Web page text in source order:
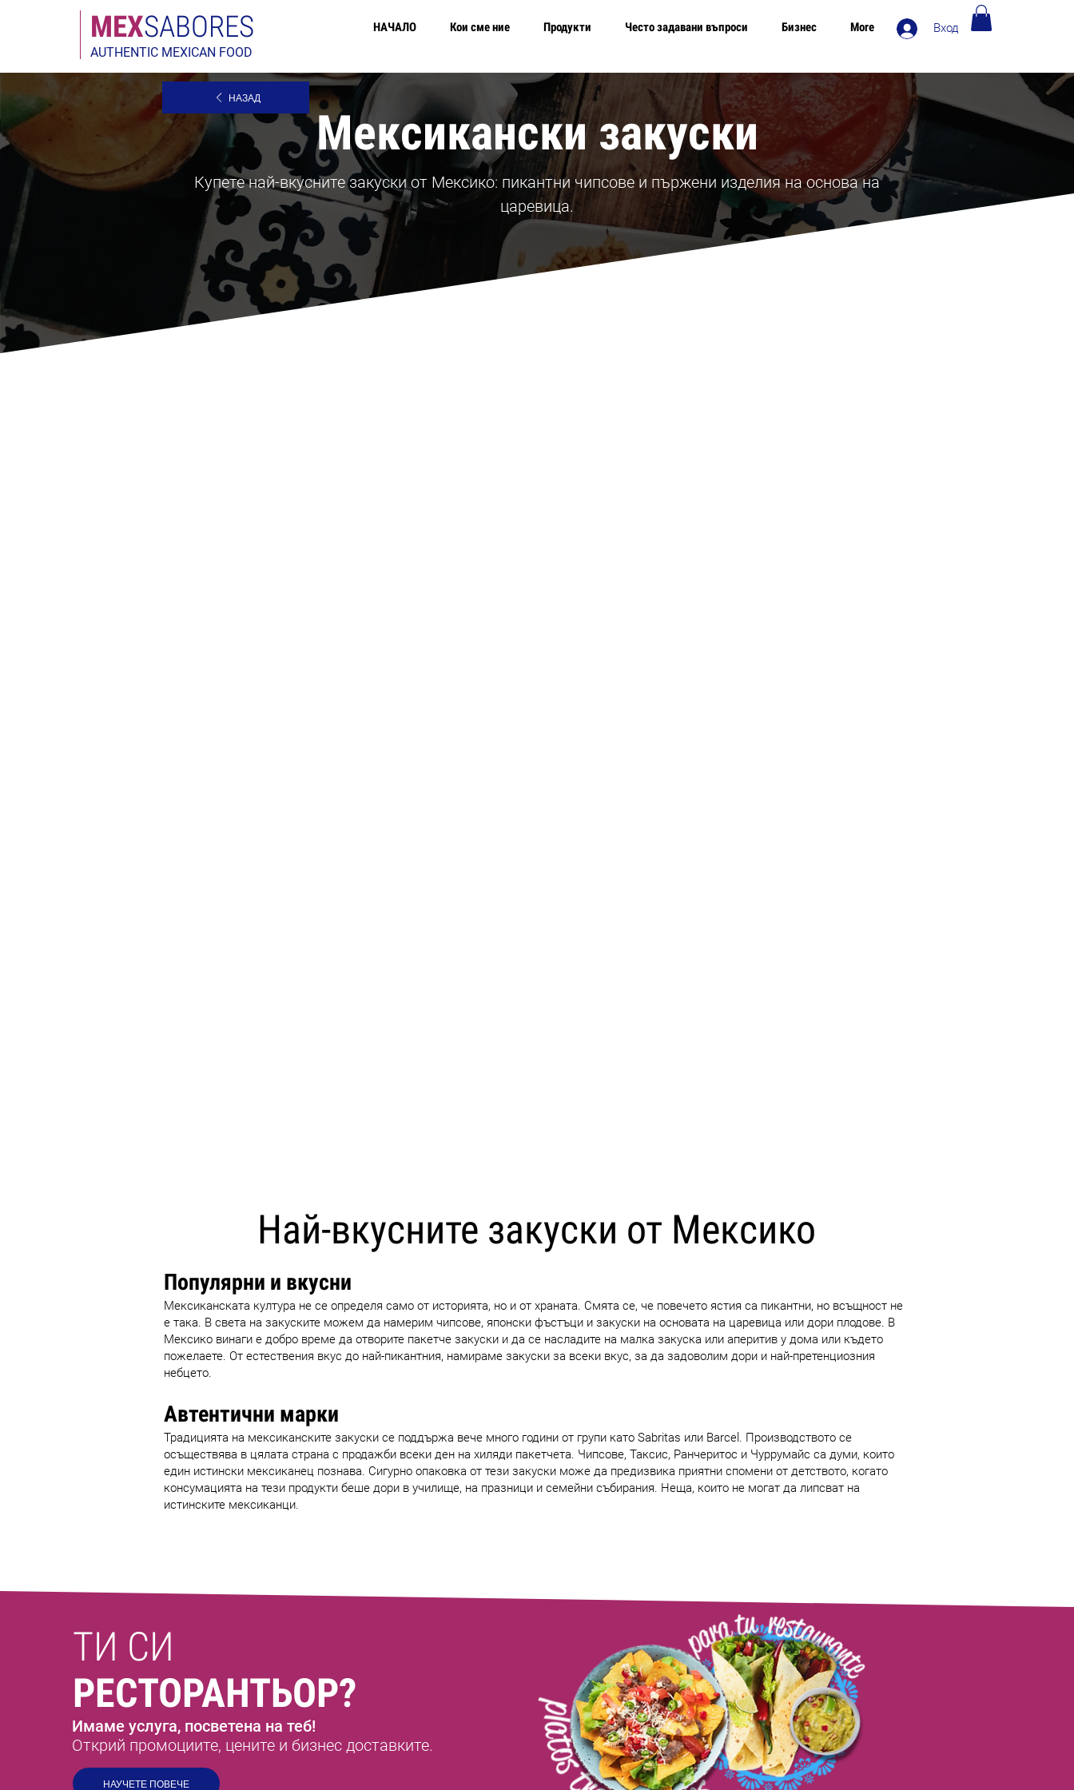
МЕXSABORES
AUTHENTIC MEXICAN FOOD
Вход
НАЧАЛО Кои сме ние Продукти Често задавани въпроси Бизнес More
Мексикански закуски
НАЗАД
Купете най-вкусните закуски от Мексико: пикантни чипсове и пържени изделия на основа на
царевица.
Най-вкусните закуски от Мексико
Популярни и вкусни
Мексиканската култура не се определя само от историята, но и от храната. Смята се, че повечето ястия са пикантни, но всъщност не
е така. В света на закуските можем да намерим чипсове, японски фъстъци и закуски на основата на царевица или дори плодове. В
Мексико винаги е добро време да отворите пакетче закуски и да се насладите на малка закуска или аперитив у дома или където
пожелаете. От естествения вкус до най-пикантния, намираме закуски за всеки вкус, за да задоволим дори и най-претенциозния
небцето.
Автентични марки
Традицията на мексиканските закуски се поддържа вече много години от групи като Sabritas или Barcel. Производството се
осъществява в цялата страна с продажби всеки ден на хиляди пакетчета. Чипсове, Таксис, Ранчеритос и Чуррумайс са думи, които
един истински мексиканец познава. Сигурно опаковка от тези закуски може да предизвика приятни спомени от детството, когато
консумацията на тези продукти беше дори в училище, на празници и семейни събирания. Неща, които не могат да липсват на
истинските мексиканци.
ТИ СИ
РЕСТОРАНТЬОР?
Имаме услуга, посветена на теб!
Открий промоциите, цените и бизнес доставките.
НАУЧЕТЕ ПОВЕЧЕ